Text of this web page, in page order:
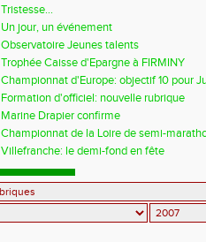
Tristesse...
Un jour, un événement
Observatoire Jeunes talents
Trophée Caisse d'Epargne à FIRMINY
Championnat d'Europe: objectif 10 pour
Formation d'officiel: nouvelle rubrique
Marine Drapier confirme
Championnat de la Loire de semi-
Villefranche: le demi-fond en fête